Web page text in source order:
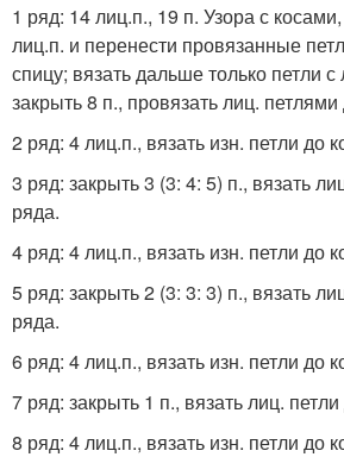
1 ряд: 14 лиц.п., 19 п. Узора с
лиц.п. и перенести провязанные
спицу; вязать дальше только петли
закрыть 8 п., провязать лиц.
2 ряд: 4 лиц.п., вязать изн. петли до
3 ряд: закрыть 3 (3: 4: 5) п., вязать
ряда.
4 ряд: 4 лиц.п., вязать изн. петли до
5 ряд: закрыть 2 (3: 3: 3) п., вязать
ряда.
6 ряд: 4 лиц.п., вязать изн. петли до
7 ряд: закрыть 1 п., вязать лиц.
8 ряд: 4 лиц.п., вязать изн. петли до